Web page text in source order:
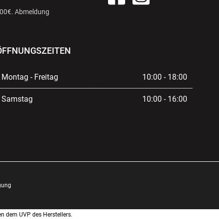
Abmeldung
Montag - Freitag 10:00 - 18:00
Samstag 10:00 - 16:00
dem UVP des Herstellers.